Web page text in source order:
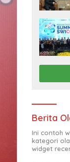
Berita
Ini contoh
kategori
widget